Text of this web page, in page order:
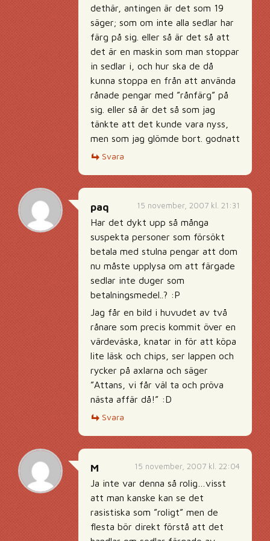
dethär, antingen är det som 19
säger; som om inte alla sedlar har
färg på sig. eller så är det så att
det är en maskin som man stoppar
in sedlar i, och hur ska de då
kunna stoppa en från att använda
rånade pengar med ”rånfärg” på
sig. eller så är det så som jag
tänkte att det kunde vara nyss,
men som jag glömde bort. godnatt
Svara
15 november, 2007 kl. 21:31
paq
Har det dykt upp så många
suspekta personer som försökt
betala med stulna pengar att dom
nu måste upplysa om att färgade
sedlar inte duger som
betalningsmedel..? :P
Jag får en bild i huvudet av två
rånare som precis kommit över en
värdeväska, knatar in för att köpa
lite läsk och chips, ser lappen och
rycker på axlarna och säger
”Attans, vi får väl ta och pröva
nästa affär då!” :D
Svara
15 november, 2007 kl. 22:04
M
Ja inte var denna så rolig…visst
att man kanske kan se det
rasistiska som ”roligt” men de
flesta bör direkt förstå att det